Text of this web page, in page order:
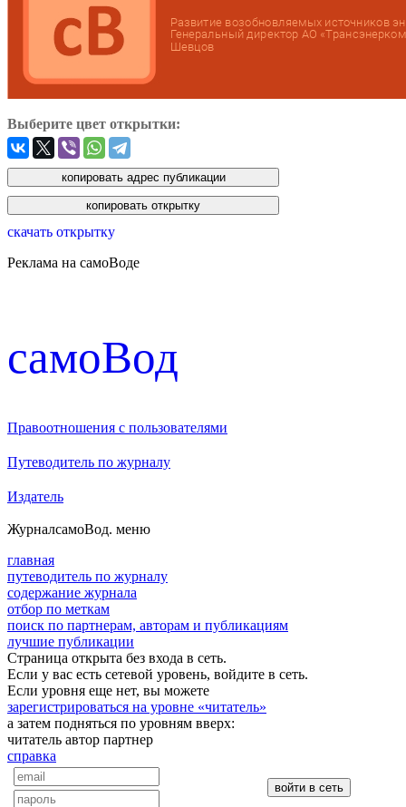
Выберите цвет открытки:
скачать открытку
Реклама на самоВоде
cамоВод
Правоотношения с пользователями
Путеводитель по журналу
Издатель
ЖурналсамоВод. меню
главная
путеводитель по журналу
содержание журнала
отбор по меткам
поиск по партнерам, авторам и публикациям
лучшие публикации
Страница открыта без входа в сеть.
Если у вас есть сетевой уровень, войдите в сеть.
Если уровня еще нет, вы можете
зарегистрироваться на уровне «читатель»
а затем подняться по уровням вверх:
читатель автор партнер
справка